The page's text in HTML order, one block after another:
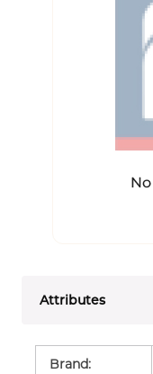
Attributes
Brand: